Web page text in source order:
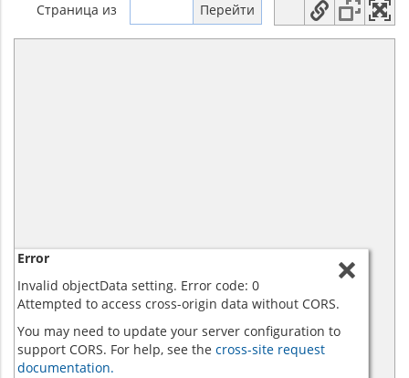
Страница из
Error
Invalid objectData setting. Error code: 0
Attempted to access cross-origin data without CORS.
You may need to update your server configuration to
support CORS. For help, see the cross-site request
documentation.